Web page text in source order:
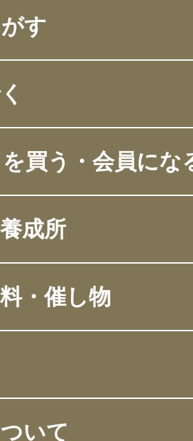
す
買う・会員にな
成所
・催し物
いて